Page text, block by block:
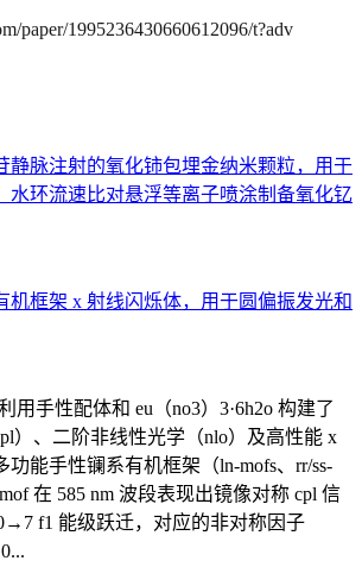
paper/1995236430660612096/t?adv
静脉注射的氧化铈包埋金纳米颗粒，用于
水环流速比对悬浮等离子喷涂制备氧化钇
机框架 x 射线闪烁体，用于圆偏振发光和
用手性配体和 eu（no3）3·6h2o 构建了
）、二阶非线性光学（nlo）及高性能 x
能手性镧系有机框架（ln-mofs、rr/ss-
在 585 nm 波段表现出镜像对称 cpl 信
f1 能级跃迁，对应的非对称因子